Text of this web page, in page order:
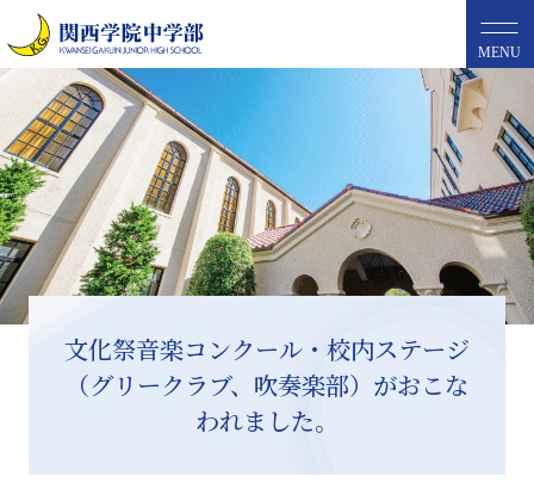
MENU
文化祭音楽コンクール・校内ステージ
（グリークラブ、吹奏楽部）がおこな
われました。